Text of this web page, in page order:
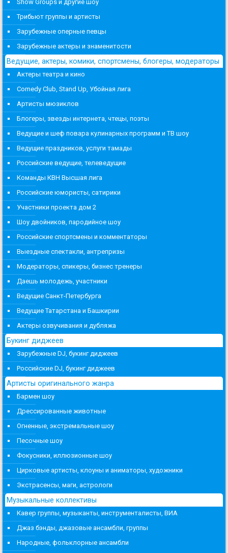
Show Groups и другие шоу
Трибьют группы и артисты
Зарубежные оперные певцы
Зарубежные актеры и знаменитости
Ведущие, актеры, комики, спортсмены, блогеры, модераторы
Актеры театра и кино
Comedy Club, Stand Up, Убойная лига
Артисты мюзиклов
Блогеры, звезды интернета, чтецы, поэты
Ведущие и шеф повара кулинарных программ и ТВ шоу
Ведущие праздников, услуги тамады
Российские ведущие, телеведущие
Команды КВН Высшая лига
Российские юмористы, сатирики
Участники проекта дом 2
Шоу двойников, пародийное шоу
Российские спортсмены и комментаторы
Выездные спектакли, антрепризы
Модераторы, спикеры, бизнес тренеры
Даешь молодежь, участники
Ведущие Санкт-Петербурга
Ведущие Татарстана и Башкирии
Актеры озвучивания и дубляжа
Букинг диджеев
Зарубежные DJ, букинг диджеев
Российские DJ, букинг диджеев
Артисты оригинального жанра
Бармен шоу
Дрессированные животные
Огненные, экстремальные шоу
Песочные шоу
Фокусники, иллюзионные шоу
Цирковые артисты, клоуны и аниматоры, художники
Экстрасенсы, маги, астрологи
Музыкальные коллективы
Кавер группы, музыканты, инструменталисты, ВИА
Джаз бэнды, джазовые ансамбли, группы
Народные, фольклорные ансамбли